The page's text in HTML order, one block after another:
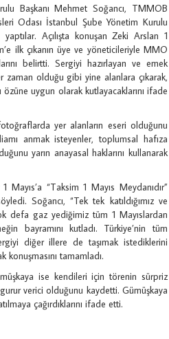
Başkanı Mehmet Soğancı, TMMOB
Odası İstanbul Şube Yönetim Kurulu
Açılışta konuşan Zeki Arslan 1
ilk çıkanın üye ve yöneticileriyle MMO
belirtti. Sergiyi hazırlayan ve emek
zaman olduğu gibi yine alanlara çıkarak,
özüne uygun olarak kutlayacaklarını ifade
yer alanların eseri olduğunu
anmak isteyenler, toplumsal hafıza
yarın anayasal haklarını kullanarak
“Taksim 1 Mayıs Meydanıdır”
Soğancı, “Tek tek katıldığımız ve
defa gaz yediğimiz tüm 1 Mayıslardan
bayramını kutladı. Türkiye’nin tüm
diğer illere de taşımak istediklerini
konuşmasını tamamladı.
ise kendileri için törenin sürpriz
verici olduğunu kaydetti. Gümüşkaya
çağırdıklarını ifade etti.